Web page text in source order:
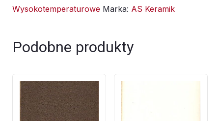
matowe
beżowe
1kg
Wysokotemperaturowe Marka: AS Keramik
Podobne produkty